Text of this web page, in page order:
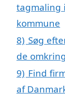
tagmaling
kommune
8) Søg
de
9) Find
af